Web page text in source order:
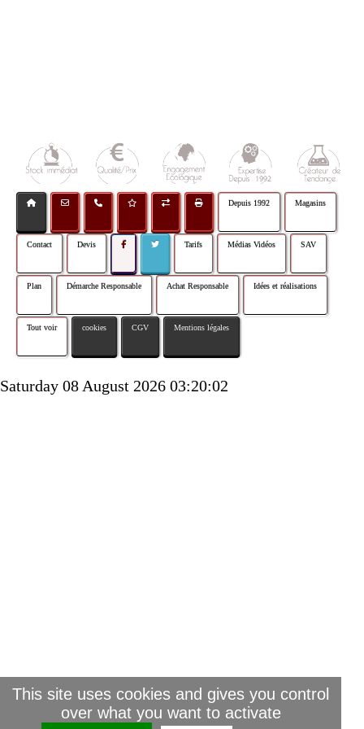
Depuis 1992 Magasins
Contact Devis Tarifs Médias Vidéos SAV
Plan Démarche Responsable Achat Responsable Idées et réalisations
Tout voir cookies CGV Mentions légales
Saturday 08 August 2026 03:20:02
This site uses cookies and gives you control
over what you want to activate